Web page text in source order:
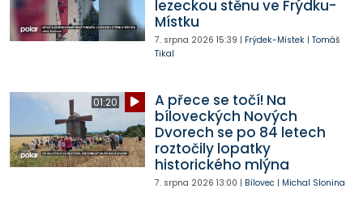
lezeckou stěnu ve Frýdku-
Místku
7. srpna 2026 15:39 | Frýdek-Místek| Tomáš
Tikal
01:20
A přece se točí! Na
bíloveckých Nových
Dvorech se po 84 letech
roztočily lopatky
historického mlýna
7. srpna 2026 13:00 | Bílovec| Michal Slonina